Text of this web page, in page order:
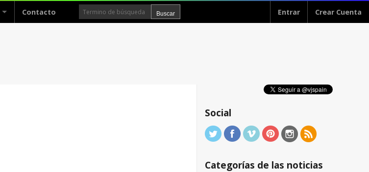
Contacto Entrar Crear Cuenta
Social
Categorías de las noticias